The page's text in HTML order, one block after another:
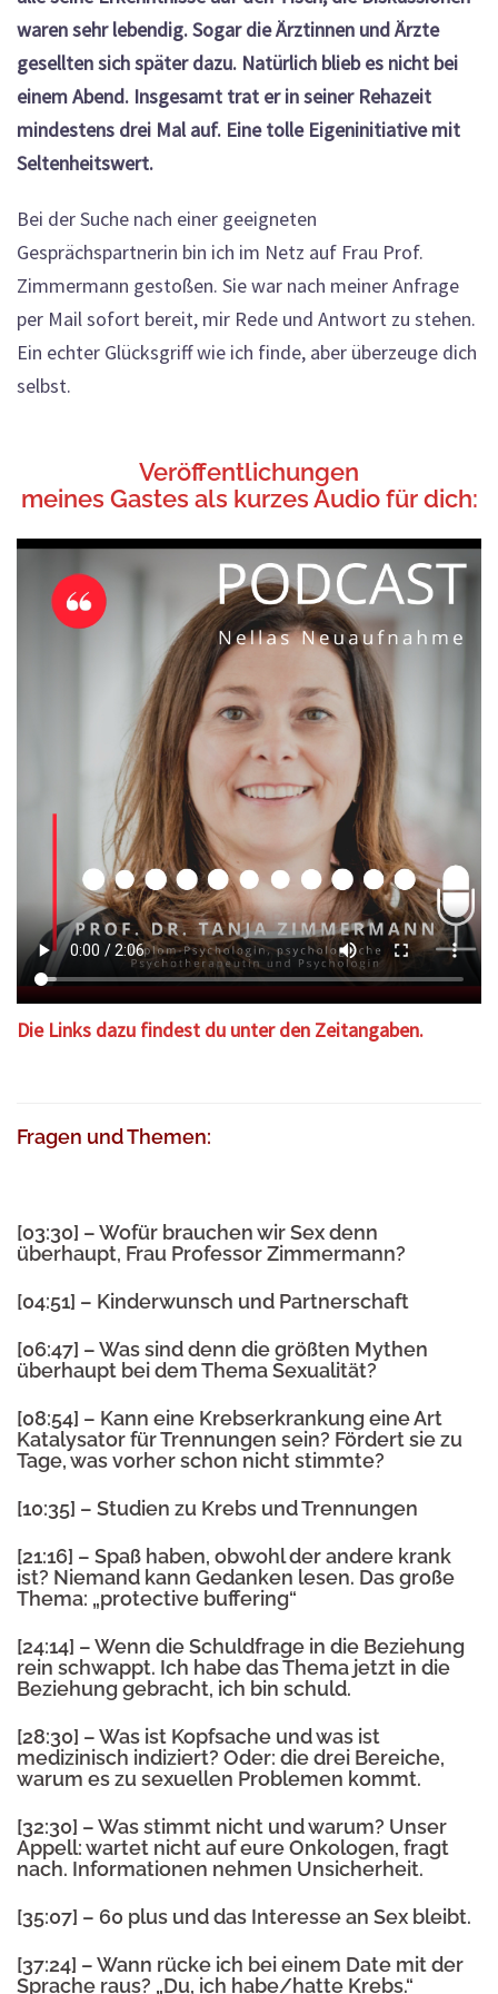
waren sehr lebendig. Sogar die Ärztinnen und Ärzte
gesellten sich später dazu. Natürlich blieb es nicht bei
einem Abend. Insgesamt trat er in seiner Rehazeit
mindestens drei Mal auf. Eine tolle Eigeninitiative mit
Seltenheitswert.
Bei der Suche nach einer geeigneten
Gesprächspartnerin bin ich im Netz auf Frau Prof.
Zimmermann gestoßen. Sie war nach meiner Anfrage
per Mail sofort bereit, mir Rede und Antwort zu stehen.
Ein echter Glücksgriff wie ich finde, aber überzeuge dich
selbst.
Veröffentlichungen
meines Gastes als kurzes Audio für dich:
Die Links dazu findest du unter den Zeitangaben.
Fragen und Themen:
[03:30] – Wofür brauchen wir Sex denn
überhaupt, Frau Professor Zimmermann?
[04:51] – Kinderwunsch und Partnerschaft
[06:47] – Was sind denn die größten Mythen
überhaupt bei dem Thema Sexualität?
[08:54] – Kann eine Krebserkrankung eine Art
Katalysator für Trennungen sein? Fördert sie zu
Tage, was vorher schon nicht stimmte?
[10:35] – Studien zu Krebs und Trennungen
[21:16] – Spaß haben, obwohl der andere krank
ist? Niemand kann Gedanken lesen. Das große
Thema: „protective buffering“
[24:14] – Wenn die Schuldfrage in die Beziehung
rein schwappt. Ich habe das Thema jetzt in die
Beziehung gebracht, ich bin schuld.
[28:30] – Was ist Kopfsache und was ist
medizinisch indiziert? Oder: die drei Bereiche,
warum es zu sexuellen Problemen kommt.
[32:30] – Was stimmt nicht und warum? Unser
Appell: wartet nicht auf eure Onkologen, fragt
nach. Informationen nehmen Unsicherheit.
[35:07] – 60 plus und das Interesse an Sex bleibt.
[37:24] – Wann rücke ich bei einem Date mit der
Sprache raus? „Du, ich habe/hatte Krebs.“